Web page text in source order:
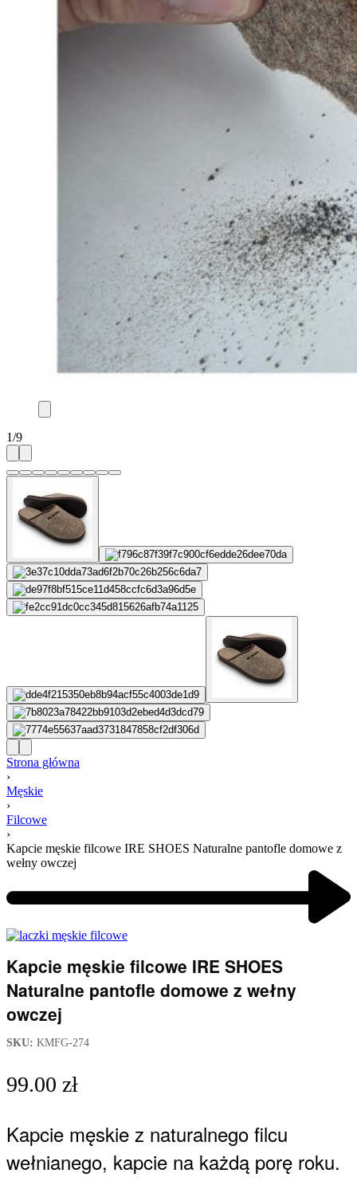
1/9
Strona główna
›
Męskie
›
Filcowe
›
Kapcie męskie filcowe IRE SHOES Naturalne pantofle domowe z
wełny owczej
navigation
Previous
Kapcie męskie filcowe IRE SHOES
Naturalne pantofle domowe z wełny
owczej
SKU: KMFG-274
99.00 zł
Kapcie męskie z naturalnego filcu
wełnianego, kapcie na każdą porę roku.